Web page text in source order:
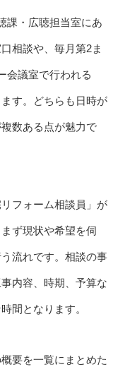
課・広聴担当室にあ
相談や、毎月第2ま
会議室で行われる
す。どちらも日時が
数ある点が魅力で
フォーム相談員」が
ず現状や希望を伺
流れです。相談の事
内容、時期、予算な
間となります。
要を一覧にまとめた